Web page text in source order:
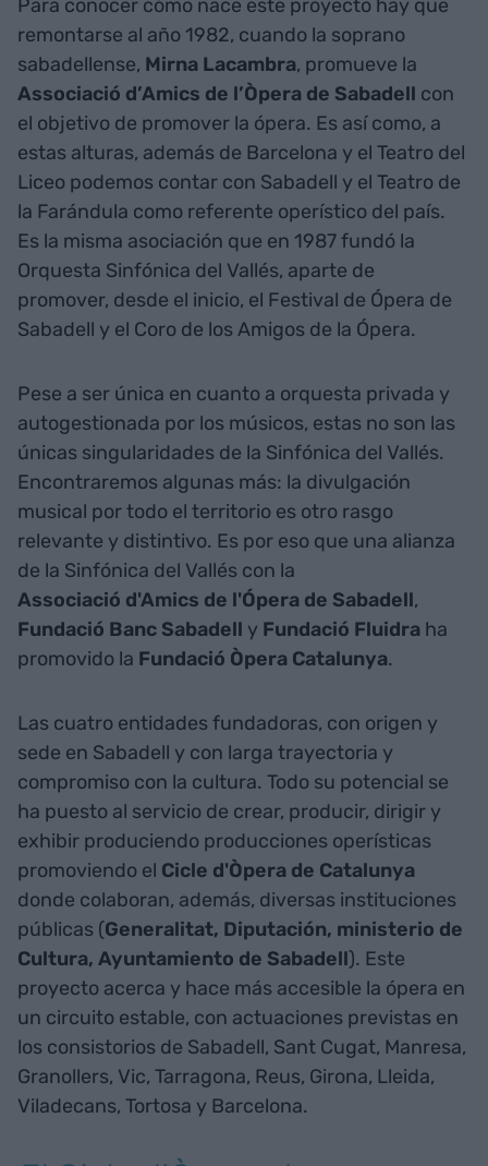
Para conocer cómo nace este proyecto hay que
remontarse al año 1982, cuando la soprano
sabadellense, Mirna Lacambra, promueve la
Associació d’Amics de l’Òpera de Sabadell con
el objetivo de promover la ópera. Es así como, a
estas alturas, además de Barcelona y el Teatro del
Liceo podemos contar con Sabadell y el Teatro de
la Farándula como referente operístico del país.
Es la misma asociación que en 1987 fundó la
Orquesta Sinfónica del Vallés, aparte de
promover, desde el inicio, el Festival de Ópera de
Sabadell y el Coro de los Amigos de la Ópera.
Pese a ser única en cuanto a orquesta privada y
autogestionada por los músicos, estas no son las
únicas singularidades de la Sinfónica del Vallés.
Encontraremos algunas más: la divulgación
musical por todo el territorio es otro rasgo
relevante y distintivo. Es por eso que una alianza
de la Sinfónica del Vallés con la
Associació d'Amics de l'Ópera de Sabadell,
Fundació Banc Sabadell y Fundació Fluidra ha
promovido la Fundació Òpera Catalunya.
Las cuatro entidades fundadoras, con origen y
sede en Sabadell y con larga trayectoria y
compromiso con la cultura. Todo su potencial se
ha puesto al servicio de crear, producir, dirigir y
exhibir produciendo producciones operísticas
promoviendo el Cicle d'Òpera de Catalunya
donde colaboran, además, diversas instituciones
públicas (Generalitat, Diputación, ministerio de
Cultura, Ayuntamiento de Sabadell). Este
proyecto acerca y hace más accesible la ópera en
un circuito estable, con actuaciones previstas en
los consistorios de Sabadell, Sant Cugat, Manresa,
Granollers, Vic, Tarragona, Reus, Girona, Lleida,
Viladecans, Tortosa y Barcelona.